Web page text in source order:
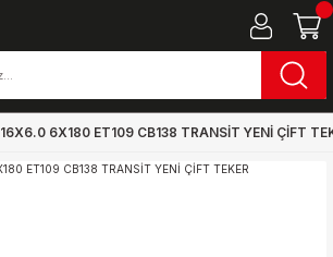
16X6.0 6X180 ET109 CB138 TRANSİT YENİ ÇİFT